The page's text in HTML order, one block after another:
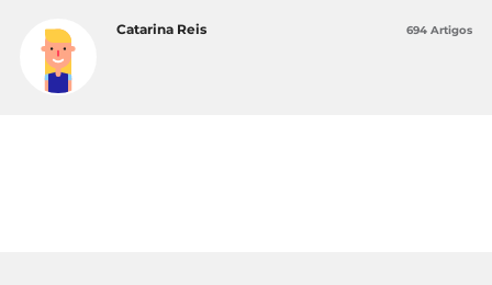
Catarina Reis 694 Artigos